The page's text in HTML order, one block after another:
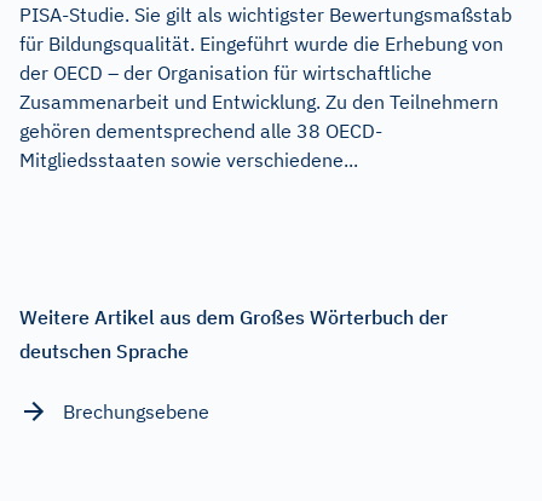
PISA-Studie. Sie gilt als wichtigster Bewertungsmaßstab
für Bildungsqualität. Eingeführt wurde die Erhebung von
der OECD – der Organisation für wirtschaftliche
Zusammenarbeit und Entwicklung. Zu den Teilnehmern
gehören dementsprechend alle 38 OECD-
Mitgliedsstaaten sowie verschiedene...
Weitere Artikel aus dem Großes Wörterbuch der
deutschen Sprache
Brechungsebene